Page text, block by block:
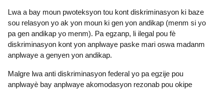
Lwa a bay moun pwoteksyon tou kont diskriminasyon ki baze
sou relasyon yo ak yon moun ki gen yon andikap (menm si yo
pa gen andikap yo menm). Pa egzanp, li ilegal pou fè
diskriminasyon kont yon anplwaye paske mari oswa madanm
anplwaye a genyen yon andikap.
Malgre lwa anti diskriminasyon federal yo pa egzije pou
anplwayè bay anplwaye akomodasyon rezonab pou okipe